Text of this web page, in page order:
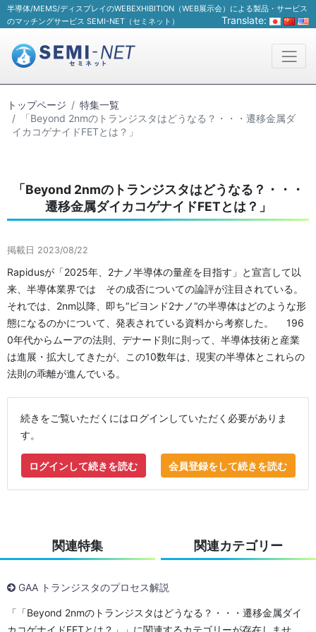
半導体/MEMS/ディスプレイのWEBEXHIBITION（WEB展示会）による製品・サービス
のマッチングサービス SEMI-NET（セミネット）
Translate:
トップページ
特集一覧
「Beyond 2nmのトランジスタはどうなる？・・・遷移金属ダ
イカコゲナイドFETとは？」
「Beyond 2nmのトランジスタはどうなる？・・・
遷移金属ダイカコゲナイドFETとは？」
掲載日 2023/08/22
Rapidusが「2025年、2ナノ半導体の量産を目指す」と宣言して以
来、半導体業界では その成否についての論評が注目されている。
それでは、2nm以降、即ち“ビヨンド2ナノ“の半導体はどのような形
態になるのかについて、発表されている資料から考察した。 196
0年代からムーアの法則、デナード則に則って、半導体技術と産業
は進展・拡大してきたが、この10数年は、現実の半導体とこれらの
法則の乖離が進んでいる。
続きをご覧いただくにはログインしていただく必要がありま
す。
ログインして続きを読む 会員登録をして続きを読む
関連特集 関連カテゴリー
GAA トランジスタのプロセス解説
「「Beyond 2nmのトランジスタはどうなる？・・・遷移金属ダイ